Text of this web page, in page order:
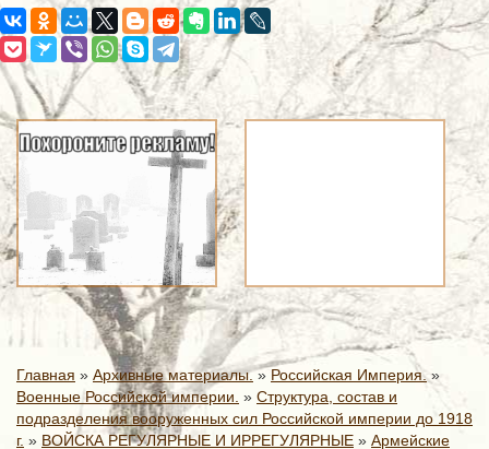
Главная » Архивные материалы.» Российская Империя. »
Военные Российской империи. » Структура, состав и
подразделения вооруженных сил Российской империи до 1918
г. » ВОЙСКА РЕГУЛЯРНЫЕ И ИРРЕГУЛЯРНЫЕ » Армейские